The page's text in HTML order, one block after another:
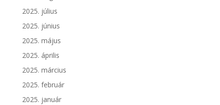
2025. július
2025. június
2025. május
2025. április
2025. március
2025. február
2025. január